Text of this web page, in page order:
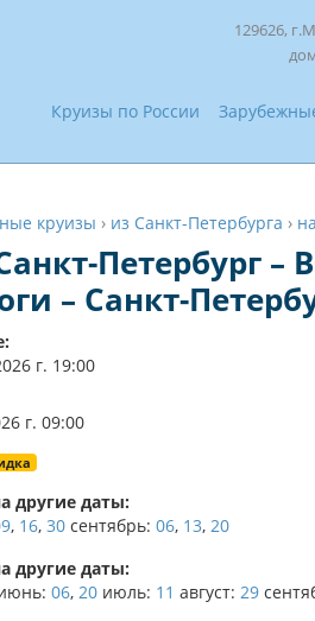
129626,
Круизы по России
круизы › из Санкт-Петербурга ›
Петербург –
– Санкт-
г. 19:00
г. 09:00
другие даты:
, 16, 30 сентябрь: 06, 13, 20
другие даты:
06, 20 июль: 11 август: 29